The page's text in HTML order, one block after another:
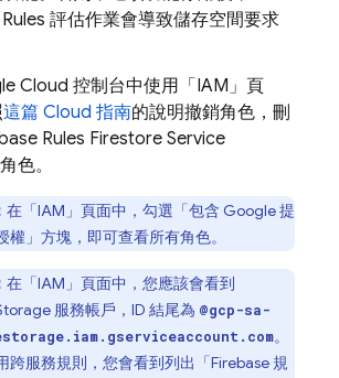
評估作業會導致儲存空間要求
Cloud 控制台中使用「IAM」 頁
這篇 Cloud 指南的說明撤銷角色，刪
Rules Firestore Service
色。
在「IAM」 頁面中，勾選「包含 Google 提
權」方塊，即可查看所有角色。
在「IAM」 頁面中，您應該會看到
服務帳戶，ID 結尾為 @gcp-sa-
。
跨服務規則，您會看到列出「Firebase 規